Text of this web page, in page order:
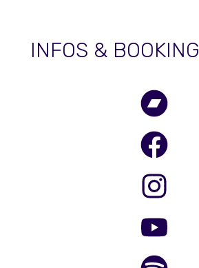
INFOS & BOOKING